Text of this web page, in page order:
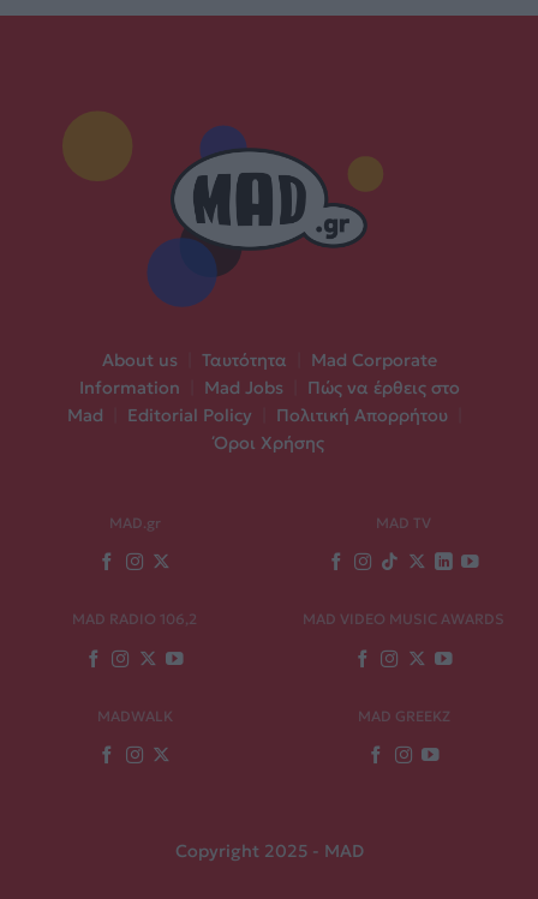
About us Ταυτότητα
Mad Corporate
Information
Mad Jobs
Πώς να έρθεις στο
Mad
Editorial Policy Πολιτική Απορρήτου
Όροι Χρήσης
MAD.gr MAD TV
MAD RADIO 106,2 MAD VIDEO MUSIC AWARDS
MADWALK MAD GREEKZ
Copyright 2025 - MAD